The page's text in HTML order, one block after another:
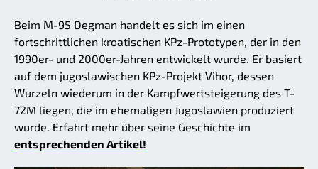
Beim M-95 Degman handelt es sich im einen
fortschrittlichen kroatischen KPz-Prototypen, der in den
1990er- und 2000er-Jahren entwickelt wurde. Er basiert
auf dem jugoslawischen KPz-Projekt Vihor, dessen
Wurzeln wiederum in der Kampfwertsteigerung des T-
72M liegen, die im ehemaligen Jugoslawien produziert
wurde. Erfahrt mehr über seine Geschichte im
entsprechenden Artikel!